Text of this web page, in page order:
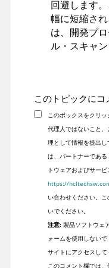
回避します
幅に短縮さ
は、開発プ
ル・スキャン
このトピックにコ
このボックスをクリ
代理人ではないこと
理として情報を提出
は、パートナーであ
トウェアおよびサー
https://
い合わせください。
いでください。
注意:製品ソフトウェ
ォームを使用しないで
サイトにアクセスして
このコメント欄では